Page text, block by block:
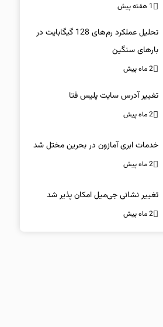
1 هفته پیش
تحلیل عملکرد رم‌های 128 گیگابایت در
بارهای سنگین
2 ماه پیش
تغییر آدرس سایت پلیس فتا
2 ماه پیش
خدمات ابری آمازون در بحرین مختل شد
2 ماه پیش
تغییر نشانی جی‌میل امکان پذیر شد
2 ماه پیش